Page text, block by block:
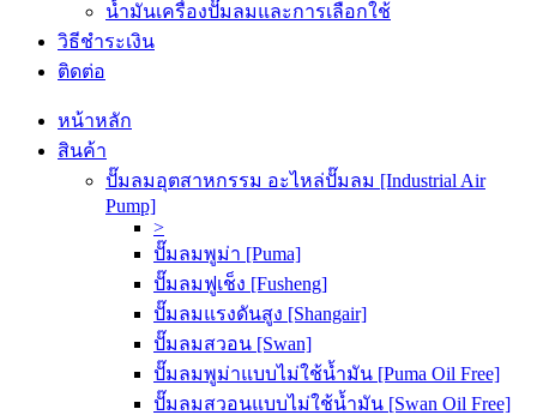
น้ำมันเครื่องปั๊มลมและการเลือกใช้
วิธีชำระเงิน
ติดต่อ
หน้าหลัก
สินค้า
ปั๊มลมอุตสาหกรรม อะไหล่ปั๊มลม [Industrial Air
Pump]
>
ปั๊มลมพูม่า [Puma]
ปั๊มลมฟูเช็ง [Fusheng]
ปั๊มลมแรงดันสูง [Shangair]
ปั๊มลมสวอน [Swan]
ปั๊มลมพูม่าแบบไม่ใช้น้ำมัน [Puma Oil Free]
ปั๊มลมสวอนแบบไม่ใช้น้ำมัน [Swan Oil Free]